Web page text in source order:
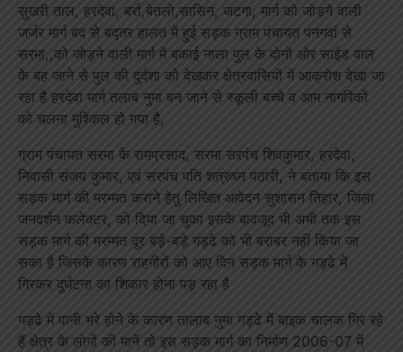
सुखरी ताल, हरदेवा, बर्रा,बेतलो,सासिन, जटगा, मार्ग को जोड़ने वाली
जर्जर मार्ग बद से बद्तर हालत में हुई सड़क ग्राम पंचायत पनगवां से
सरमा,,को जोड़ने वाली मार्ग में बकाई नाला पुल के दोनों ओर साईड वाल
के बह जाने से पुल की दुर्दशा को देखकर क्षेत्रवासियों में आक्रोश देखा जा
रहा है हरदेवा मार्ग तलाब नुमा बन जाने से स्कूली बच्चे व आम नागरिकों
को चलना मुश्किल हो गया है,
ग्राम पंचायत सरमा के रामप्रसाद, सरमा सरपंच शिवकुमार, हरदेवा,
निवासी संजय कुमार, एवं सरपंच पति शत्रुघ्न पठारी, ने बताया कि इस
सड़क मार्ग की मरम्मत कराने हेतु लिखित आवेदन सुशासन तिहार, जिला
जनदर्शन कलेक्टर, को दिया जा चुका इसके बावजूद भी अभी तक इस
सड़क मार्ग की मरम्मत दूर बड़े-बड़े गड्ढे को भी बराबर नहीं किया जा
सका है जिसके कारण राहगीरों को आए दिन सड़क मार्ग के गड्ढे में
गिरकर दुर्घटना का शिकार होना पड़ रहा है
गड्ढे में पानी भरे होने के कारण तालाब नुमा गड्ढे में बाइक चालक गिर रहे
हैं क्षेत्र के लोगों की मानें तो इस सड़क मार्ग का निर्माण 2006-07 में